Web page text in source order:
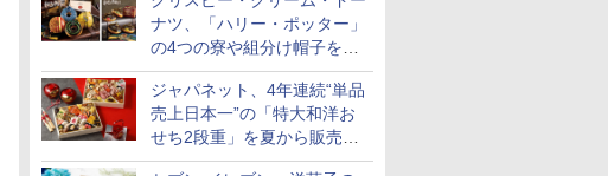
ナツ、「ハリー・ポッター」
の4つの寮や組分け帽子をイ
メージしたドーナツなど発売
ジャパネット、4年連続“単品
売上日本一”の「特大和洋お
せち2段重」を夏から販売。
73品・年越しそば付き
by Amazon 新潟県産
新潟県産新之助 無洗米
フクテイライス【白
甲州韮崎 オリジナル ブ【数量限定】フロム・
サントリー シングルモ